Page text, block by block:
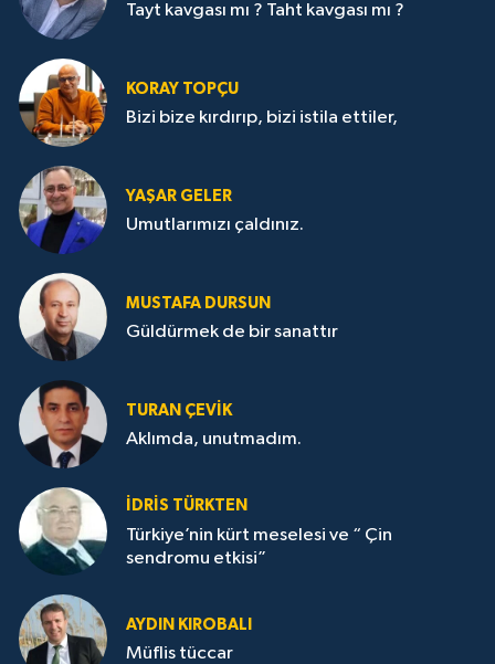
Tayt kavgası mı ? Taht kavgası mı ?
KORAY TOPÇU
Bizi bize kırdırıp, bizi istila ettiler,
YAŞAR GELER
Umutlarımızı çaldınız.
MUSTAFA DURSUN
Güldürmek de bir sanattır
TURAN ÇEVİK
Aklımda, unutmadım.
İDRİS TÜRKTEN
Türkiye’nin kürt meselesi ve “ Çin
sendromu etkisi”
AYDIN KIROBALI
Müflis tüccar